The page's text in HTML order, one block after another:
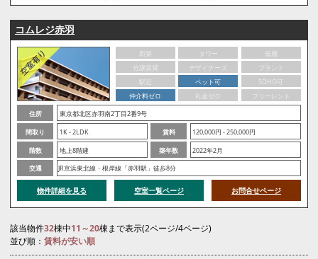
コムレジ赤羽
新築 タワー
低層
分譲賃貸
デザイナーズ
ブランド
駅近
ペット可
SOHO可
仲介料ゼロ
礼金ゼロ
フリーレント
住所
東京都北区赤羽南2丁目2番9号
間取り
1K - 2LDK 賃料
120,000円 - 250,000円
階数
地上8階建 築年数
2022年2月
交通
JR京浜東北線・根岸線「赤羽駅」徒歩8分
物件詳細を見る 空室一覧ページ お問合せページ
該当物件32棟中11～20棟まで表示(2ページ/4ページ)
並び順： 賃料が安い順